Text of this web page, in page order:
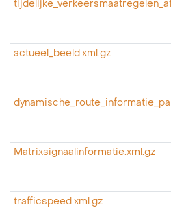
actueel_beeld.xml.gz
Matrixsignaalinformatie.xml.gz
trafficspeed.xml.gz